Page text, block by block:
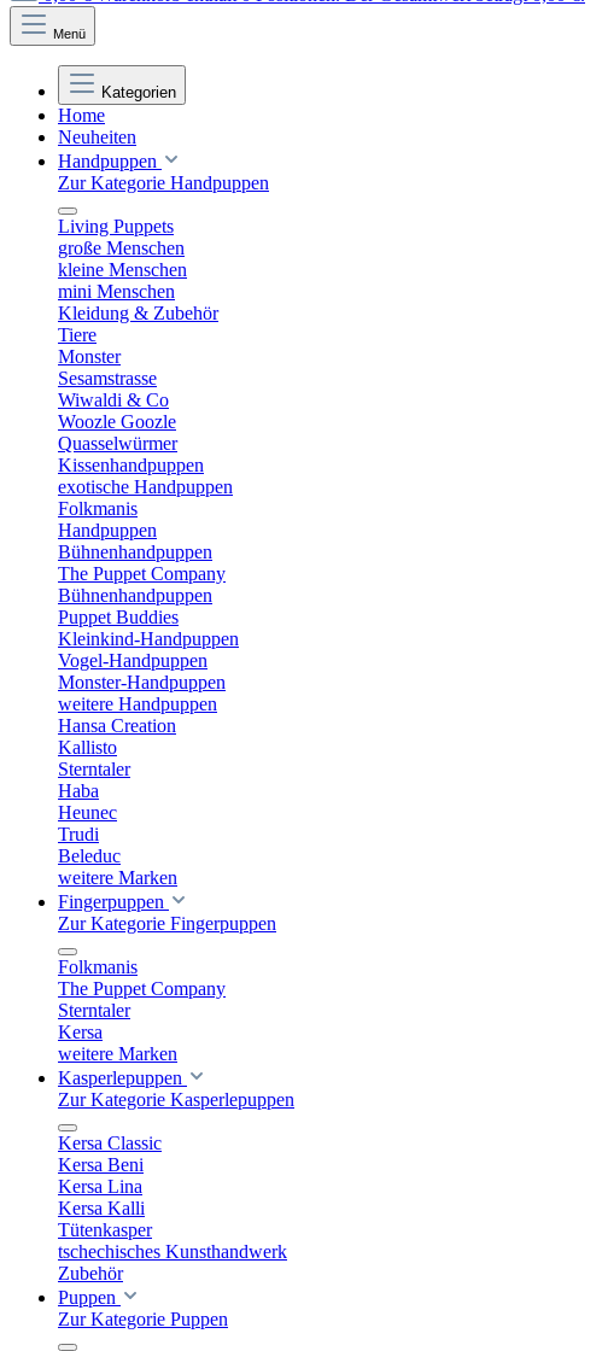
Menü
Kategorien
Home
Neuheiten
Handpuppen
Zur Kategorie Handpuppen
Living Puppets
große Menschen
kleine Menschen
mini Menschen
Kleidung & Zubehör
Tiere
Monster
Sesamstrasse
Wiwaldi & Co
Woozle Goozle
Quasselwürmer
Kissenhandpuppen
exotische Handpuppen
Folkmanis
Handpuppen
Bühnenhandpuppen
The Puppet Company
Bühnenhandpuppen
Puppet Buddies
Kleinkind-Handpuppen
Vogel-Handpuppen
Monster-Handpuppen
weitere Handpuppen
Hansa Creation
Kallisto
Sterntaler
Haba
Heunec
Trudi
Beleduc
weitere Marken
Fingerpuppen
Zur Kategorie Fingerpuppen
Folkmanis
The Puppet Company
Sterntaler
Kersa
weitere Marken
Kasperlepuppen
Zur Kategorie Kasperlepuppen
Kersa Classic
Kersa Beni
Kersa Lina
Kersa Kalli
Tütenkasper
tschechisches Kunsthandwerk
Zubehör
Puppen
Zur Kategorie Puppen